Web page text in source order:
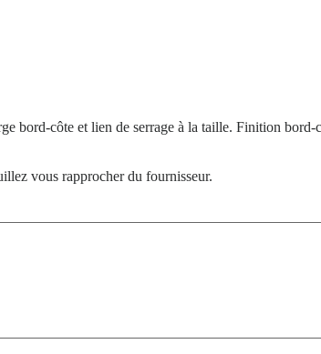
bord-côte et lien de serrage à la taille. Finition bord-
vous rapprocher du fournisseur.